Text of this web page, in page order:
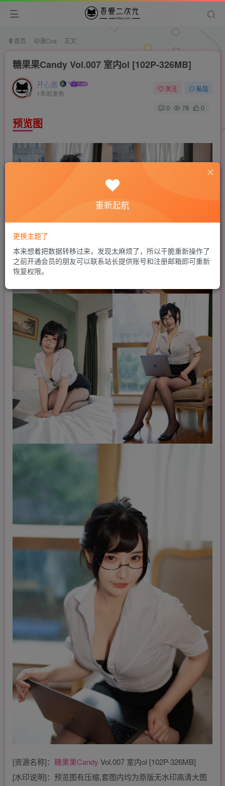
首页 动漫Cos 正文
糖果果Candy Vol.007 室内ol [102P-326MB]
开心酱
1年前发布
关注 私信
0 78 0
预览图
[资源名称]： 糖果果Candy Vol.007 室内ol [102P-326MB]
[水印说明]：预览图有压缩,套图内均为原版无水印高清大图
重新起航
更换主题了
本来想着把数据转移过来，发现太麻烦了，所以干脆重新操作了
之前开通会员的朋友可以联系站长提供账号和注册邮箱即可重新
恢复权限。